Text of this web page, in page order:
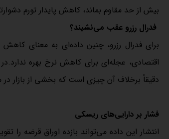
بیش از حد مقاوم بماند، کاهش پایدار تورم
فدرال رزرو عقب می‌نشیند؟
برای فدرال رزرو، چنین داده‌ای به معنای
اقتصادی، عجله‌ای برای کاهش نرخ بهره
دقیقاً برخلاف آن چیزی است که بخشی از بازار
فشار بر دارایی‌های ریسکی
انتشار این داده می‌تواند بازده اوراق قرضه را